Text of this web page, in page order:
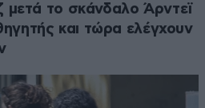
μετά το σκάνδαλο Άρντεϊ
και τώρα ελέγχουν